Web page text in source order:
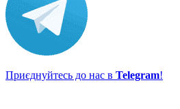
Приєднуйтесь до нас в Telegram!